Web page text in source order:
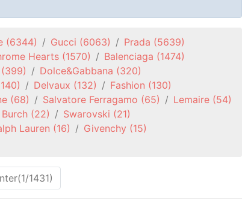
(6344) Gucci (6063) Prada (5639)
Hearts (1570) Balenciaga (1474)
(399) Dolce&Gabbana (320)
Delvaux (132) Fashion (130)
(68) Salvatore Ferragamo (65) Lemaire (54)
(22) Swarovski (21)
Lauren (16) Givenchy (15)
1431)